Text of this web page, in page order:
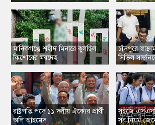
​মানিকগঞ্জে শহীদ মিনারে ঝুলছিল
কিশোরের মরদেহ
​রাষ্ট্রপতি পদে ১১ দলীয় ঐক্যের প্রার্থী
অলি আহমেদ
চাঁদপুরে
সিভিল
সহজে
সব নিয়ম